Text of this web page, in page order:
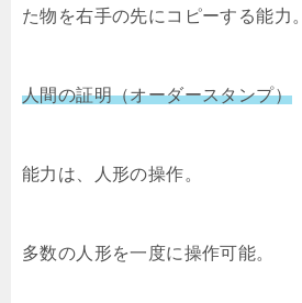
た物を右手の先にコピーする能力。
人間の証明（オーダースタンプ）
能力は、人形の操作。
多数の人形を一度に操作可能。